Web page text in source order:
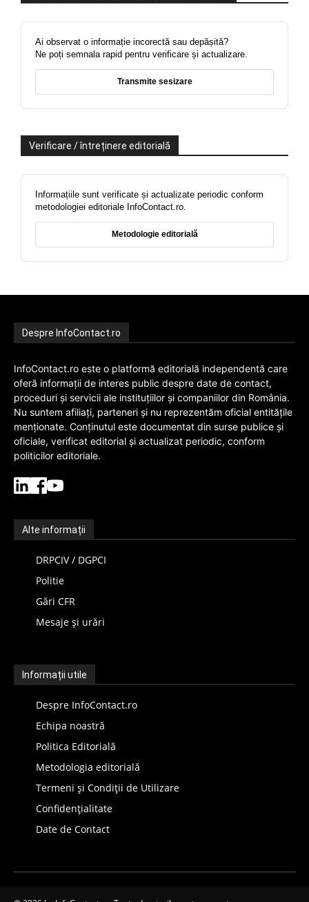
Ai observat o informație incorectă sau depășită?
Ne poți semnala rapid pentru verificare și actualizare.
Transmite sesizare
Verificare / întreținere editorială
Informațiile sunt verificate și actualizate periodic conform
metodologiei editoriale InfoContact.ro.
Metodologie editorială
Despre InfoContact.ro
InfoContact.ro este o platformă editorială independentă care
oferă informații de interes public despre date de contact,
proceduri și servicii ale instituțiilor și companiilor din România.
Nu suntem afiliați, parteneri și nu reprezentăm oficial entitățile
menționate. Conținutul este documentat din surse publice și
oficiale, verificat editorial și actualizat periodic, conform
politicilor editoriale.
Alte informații
DRPCIV / DGPCI
Politie
Gări CFR
Mesaje și urări
Informații utile
Despre InfoContact.ro
Echipa noastră
Politica Editorială
Metodologia editorială
Termeni și Condiții de Utilizare
Confidențialitate
Date de Contact